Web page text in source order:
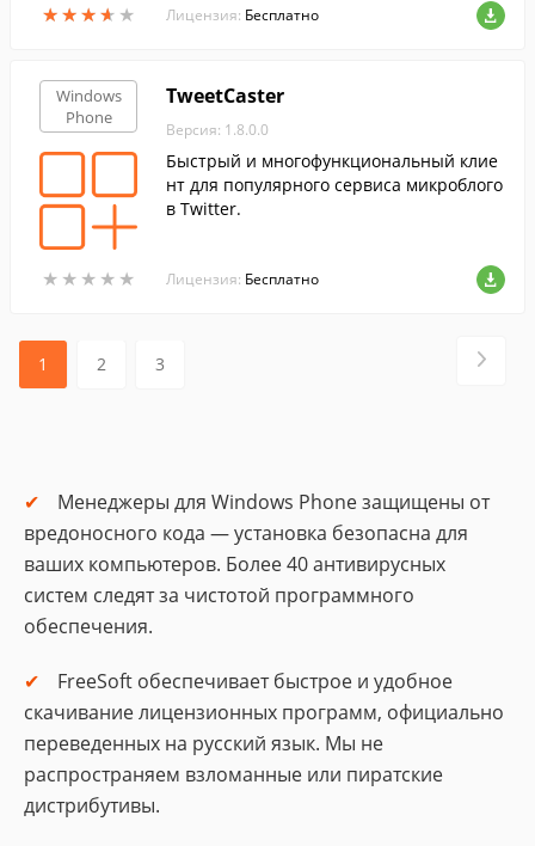
★★★★ ★
★★★★ ★ Лицензия: Бесплатно
Windows
Phone
★ ★ ★ ★ ★
★ ★ ★ ★ ★
TweetCaster
Версия: 1.8.0.0
Быстрый и многофункциональный клие
нт для популярного сервиса микроблого
в Twitter.
Лицензия: Бесплатно
1 2 3
Менеджеры для Windows Phone защищены от
вредоносного кода — установка безопасна для
ваших компьютеров. Более 40 антивирусных
систем следят за чистотой программного
обеспечения.
FreeSoft обеспечивает быстрое и удобное
скачивание лицензионных программ, официально
переведенных на русский язык. Мы не
распространяем взломанные или пиратские
дистрибутивы.